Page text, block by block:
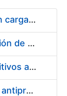
Pliego condiciones optimización cargas compras firmado
Acuerdo marco para la fabricación de piezas
Suministro de Protectores Auditivos a medida para las personas trabajadoras de los Centros de Trabajo de Madrid y Burgos
Suministro de gafas graduadas antiproyecciones para los trabajadores de la FNMT-RCM en los centros de trabajo de Madrid y Burgos